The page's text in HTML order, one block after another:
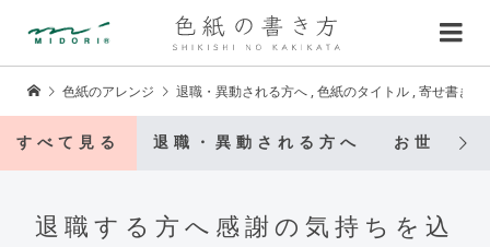
色紙のアレンジ 退職・異動される方へ ,色紙のタイトル ,寄せ書きシ
すべて見る 退職・異動される方へ お世話に
退職する方へ感謝の気持ちを込